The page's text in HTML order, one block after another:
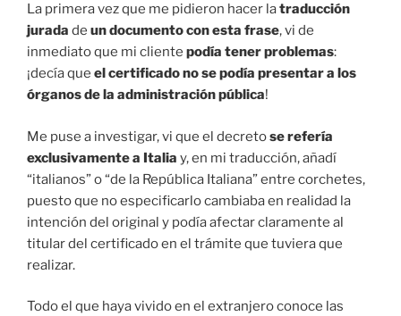
La primera vez que me pidieron hacer latraducción
jurada de un documento con esta frase, vi de
inmediato que mi cliente podía tener problemas:
¡decía que el certificado no se podía presentar a los
órganos de la administración pública!
Me puse a investigar, vi que el decretose refería
exclusivamente a Italia y, en mi traducción, añadí
“italianos” o “de la República Italiana” entre corchetes,
puesto que no especificarlo cambiaba en realidad la
intención del original y podía afectar claramente al
titular del certificado en el trámite que tuviera que
realizar.
Todo el que haya vivido en el extranjero conoce las